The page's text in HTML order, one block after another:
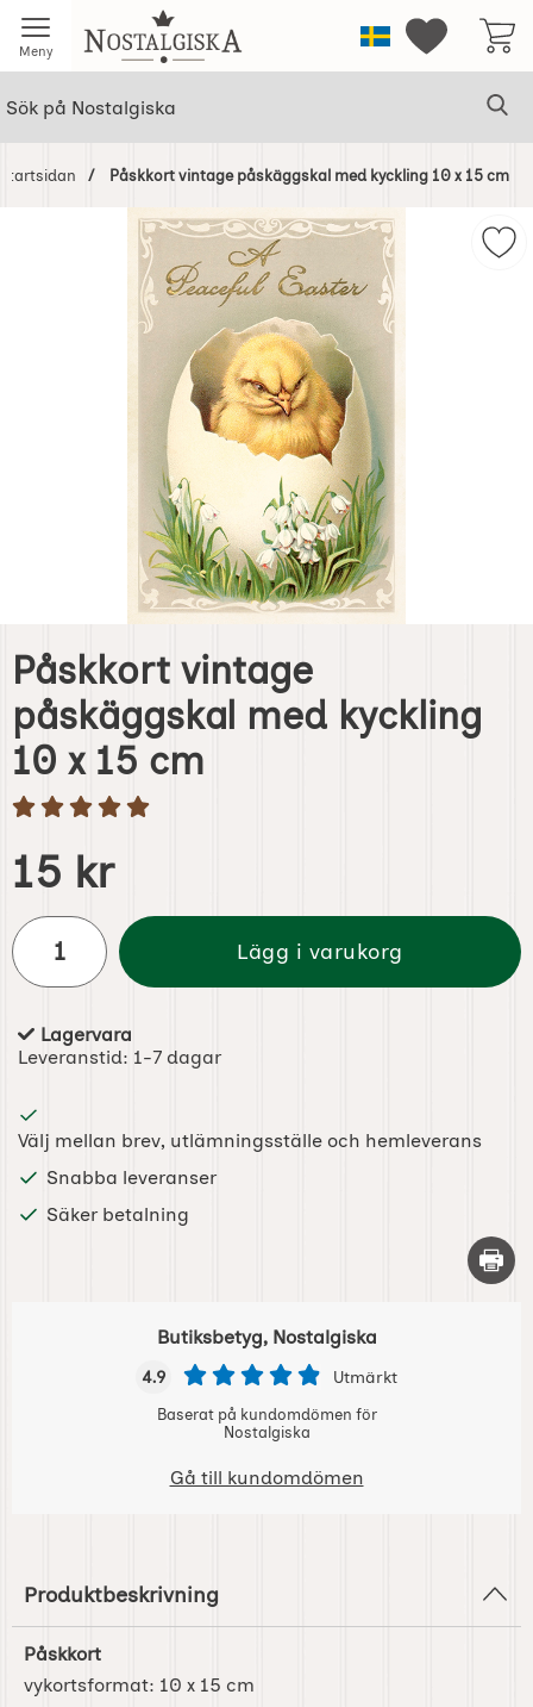
Meny Startsidan för NostalgiskaSverigeMina
Startsidan Påskkort vintage påskäggskal med kyckling 10 x 15 cm
Påskkort vintage
påskäggskal med kyckling
10 x 15 cm
Handla denna produkt Påskkort vintage påskäggskal
pris
15 kr
antal
Lägg i varukorg
Tillgänglighet:
Lagervara
Leveranstid: 1-7 dagar
Välj mellan brev, utlämningsställe och hemleverans
Snabba leveranser
Säker betalning
Skriv
Butiksbetyg, Nostalgiska
4.9 Utmärkt
Baserat på kundomdömen för
Nostalgiska
Gå till kundomdömen
Produktbeskrivning
Påskkort
vykortsformat: 10 x 15 cm